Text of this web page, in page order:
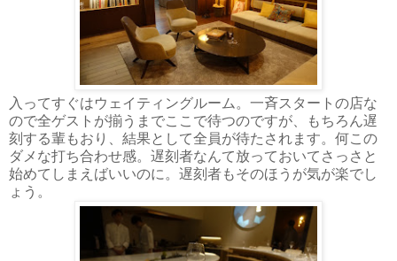
入ってすぐはウェイティングルーム。一斉スタートの店な
ので全ゲストが揃うまでここで待つのですが、もちろん遅
刻する輩もおり、結果として全員が待たされます。何この
ダメな打ち合わせ感。遅刻者なんて放っておいてさっさと
始めてしまえばいいのに。遅刻者もそのほうが気が楽でし
ょう。